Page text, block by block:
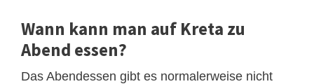
Wann kann man auf Kreta zu
Abend essen?
Das Abendessen gibt es normalerweise nicht